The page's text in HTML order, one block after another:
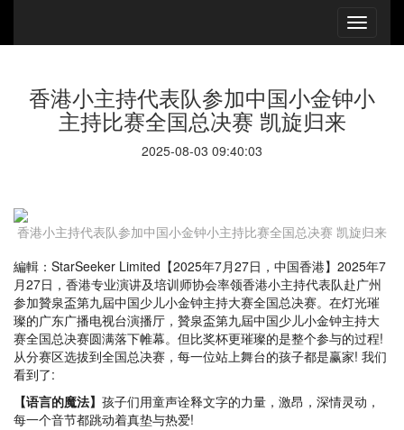
香港小主持代表队参加中国小金钟小
主持比赛全国总决赛 凯旋归来
2025-08-03 09:40:03
香港小主持代表队参加中国小金钟小主持比赛全国总决赛 凯旋归来
編輯：StarSeeker Limited【2025年7月27日，中国香港】2025年7
月27日，香港专业演讲及培训师协会率领香港小主持代表队赴广州
参加贊泉盃第九屆中国少儿小金钟主持大赛全国总决赛。在灯光璀
璨的广东广播电视台演播厅，贊泉盃第九屆中国少儿小金钟主持大
赛全国总决赛圆满落下帷幕。但比奖杯更璀璨的是整个参与的过程!
从分赛区选拔到全国总决赛，每一位站上舞台的孩子都是赢家! 我们
看到了:
【语言的魔法】 孩子们用童声诠释文字的力量，激昂，深情灵动，
每一个音节都跳动着真垫与热爱!